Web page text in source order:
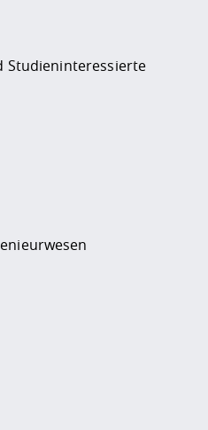
Studieninteressierte